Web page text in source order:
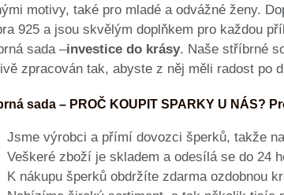
motivy, také pro mladé a odvážné ženy.
925 a jsou skvělým doplňkem pro každou
sada –investice do krásy. Naše stříbrné
zpracován tak, abyste z něj měli radost po
sada – PROČ KOUPIT SPARKY U NÁS?
Jsme výrobci a přímí dovozci šperků, takže
Veškeré zboží je skladem a odesílá se do 24
K nákupu šperků obdržíte zdarma ozdobnou